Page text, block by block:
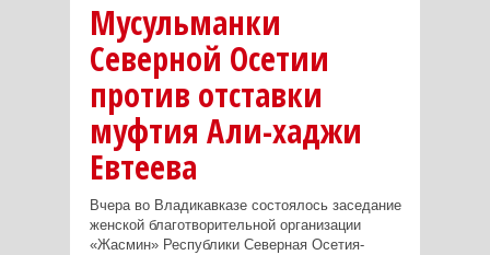
Мусульманки
Северной Осетии
против отставки
муфтия Али-хаджи
Евтеева
Вчера во Владикавказе состоялось заседание
женской благотворительной организации
«Жасмин» Республики Северная Осетия-